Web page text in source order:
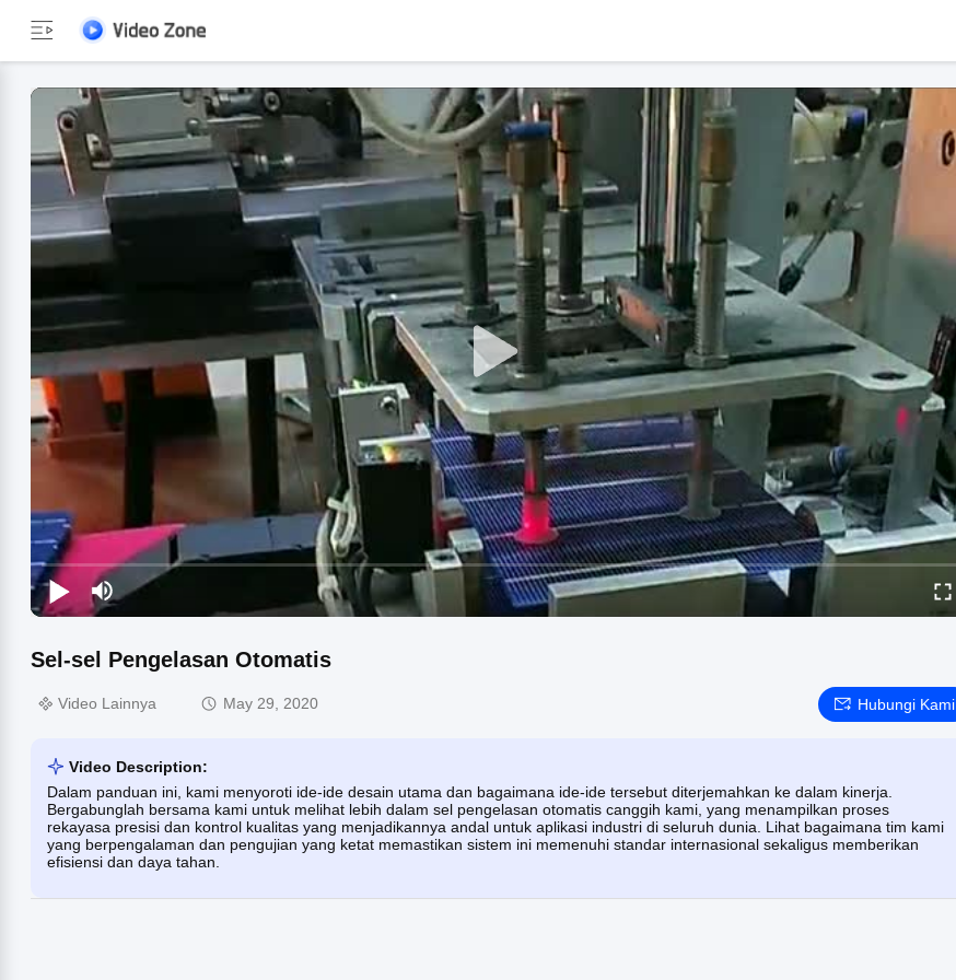
Sel-sel Pengelasan Otomatis
Video Lainnya May 29, 2020 Hubungi Kami
Video Description:
Dalam panduan ini, kami menyoroti ide-ide desain utama dan bagaimana ide-ide tersebut diterjemahkan ke dalam kinerja.
Bergabunglah bersama kami untuk melihat lebih dalam sel pengelasan otomatis canggih kami, yang menampilkan proses
rekayasa presisi dan kontrol kualitas yang menjadikannya andal untuk aplikasi industri di seluruh dunia. Lihat bagaimana tim kami
yang berpengalaman dan pengujian yang ketat memastikan sistem ini memenuhi standar internasional sekaligus memberikan
efisiensi dan daya tahan.